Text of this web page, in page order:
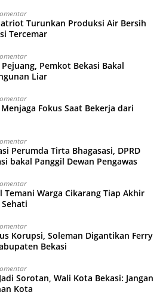
Turunkan Produksi Air Bersih
Tercemar
Pemkot Bekasi Bakal
Liar
Fokus Saat Bekerja dari
Perumda Tirta Bhagasasi, DPRD
bakal Panggil Dewan Pengawas
Temani Warga Cikarang Tiap Akhir
Korupsi, Soleman Digantikan Ferry
Bekasi
Sorotan, Wali Kota Bekasi: Jangan
Kota